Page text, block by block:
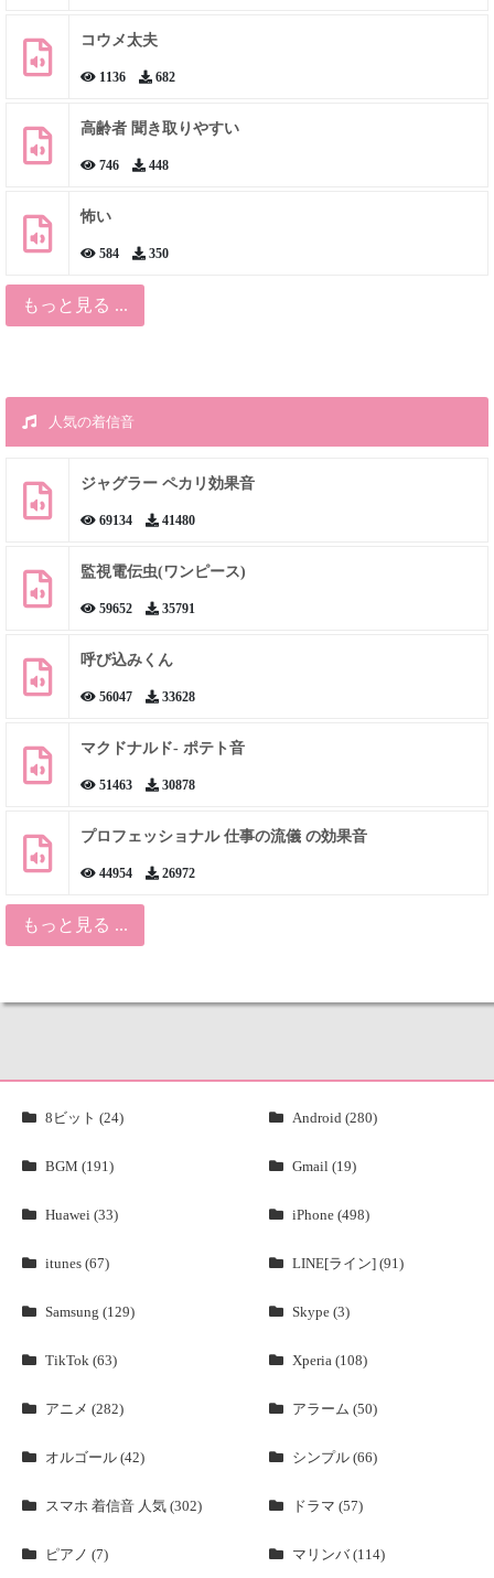
コウメ太夫
1136 682
高齢者 聞き取りやすい
746 448
怖い
584 350
もっと見る ...
人気の着信音
ジャグラー ペカリ効果音
69134 41480
監視電伝虫(ワンピース)
59652 35791
呼び込みくん
56047 33628
マクドナルド- ポテト音
51463 30878
プロフェッショナル 仕事の流儀 の効果音
44954 26972
もっと見る ...
8ビット (24) Android (280)
BGM (191) Gmail (19)
Huawei (33) iPhone (498)
itunes (67) LINE[ライン] (91)
Samsung (129) Skype (3)
TikTok (63) Xperia (108)
アニメ (282) アラーム (50)
オルゴール (42) シンプル (66)
スマホ 着信音 人気 (302) ドラマ (57)
ピアノ (7) マリンバ (114)